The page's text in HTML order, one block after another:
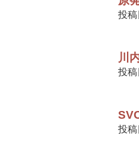
投稿
川
投稿
投稿